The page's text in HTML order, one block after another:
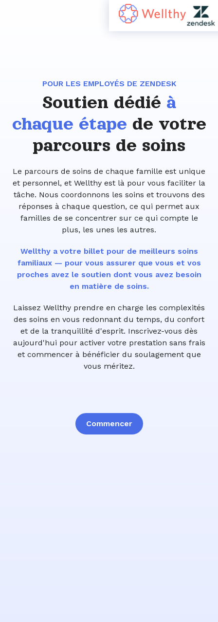
POUR LES EMPLOYÉS DE ZENDESK
Soutien dédié à
chaque étape de votre
parcours de soins
Le parcours de soins de chaque famille est unique
et personnel, et Wellthy est là pour vous faciliter la
tâche. Nous coordonnons les soins et trouvons des
réponses à chaque question, ce qui permet aux
familles de se concentrer sur ce qui compte le
plus, les unes les autres.
Wellthy a votre billet pour de meilleurs soins
familiaux — pour vous assurer que vous et vos
proches avez le soutien dont vous avez besoin
en matière de soins.
Laissez Wellthy prendre en charge les complexités
des soins en vous redonnant du temps, du confort
et de la tranquillité d'esprit. Inscrivez-vous dès
aujourd'hui pour activer votre prestation sans frais
et commencer à bénéficier du soulagement que
vous méritez.
Commencer